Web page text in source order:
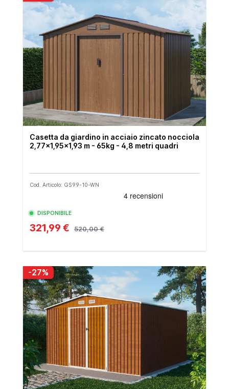
Casetta da giardino in acciaio zincato nocciola
2,77x1,95x1,93 m - 65kg - 4,8 metri quadri
Cod. Articolo: GS99-10-WN
DISPONIBILE
321,99 € 520,00 €
-27%